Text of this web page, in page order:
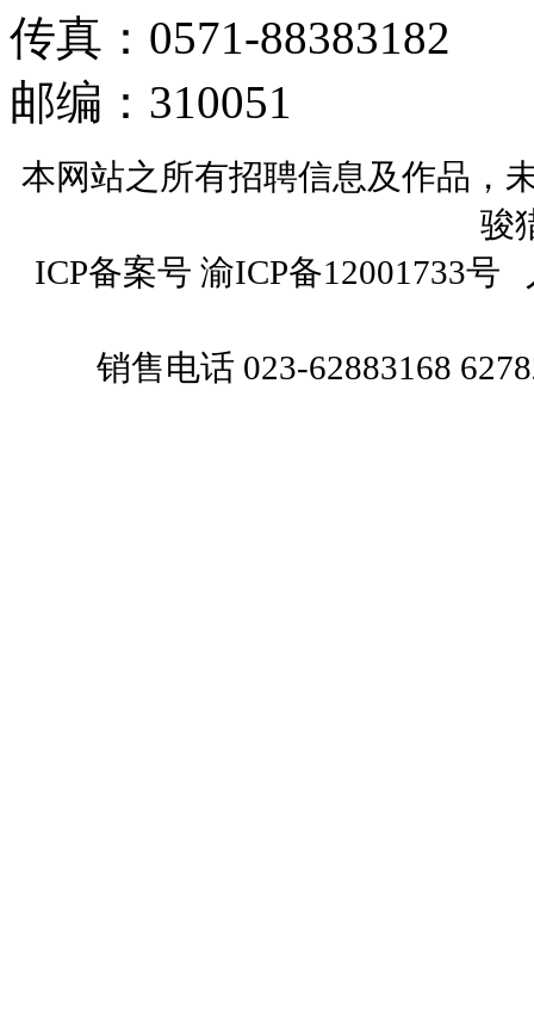
传真：0571-88383182
邮编：310051
本网站之所有招聘信息及作品，
骏
ICP备案号 渝ICP备12001733号
销售电话 023-62883168